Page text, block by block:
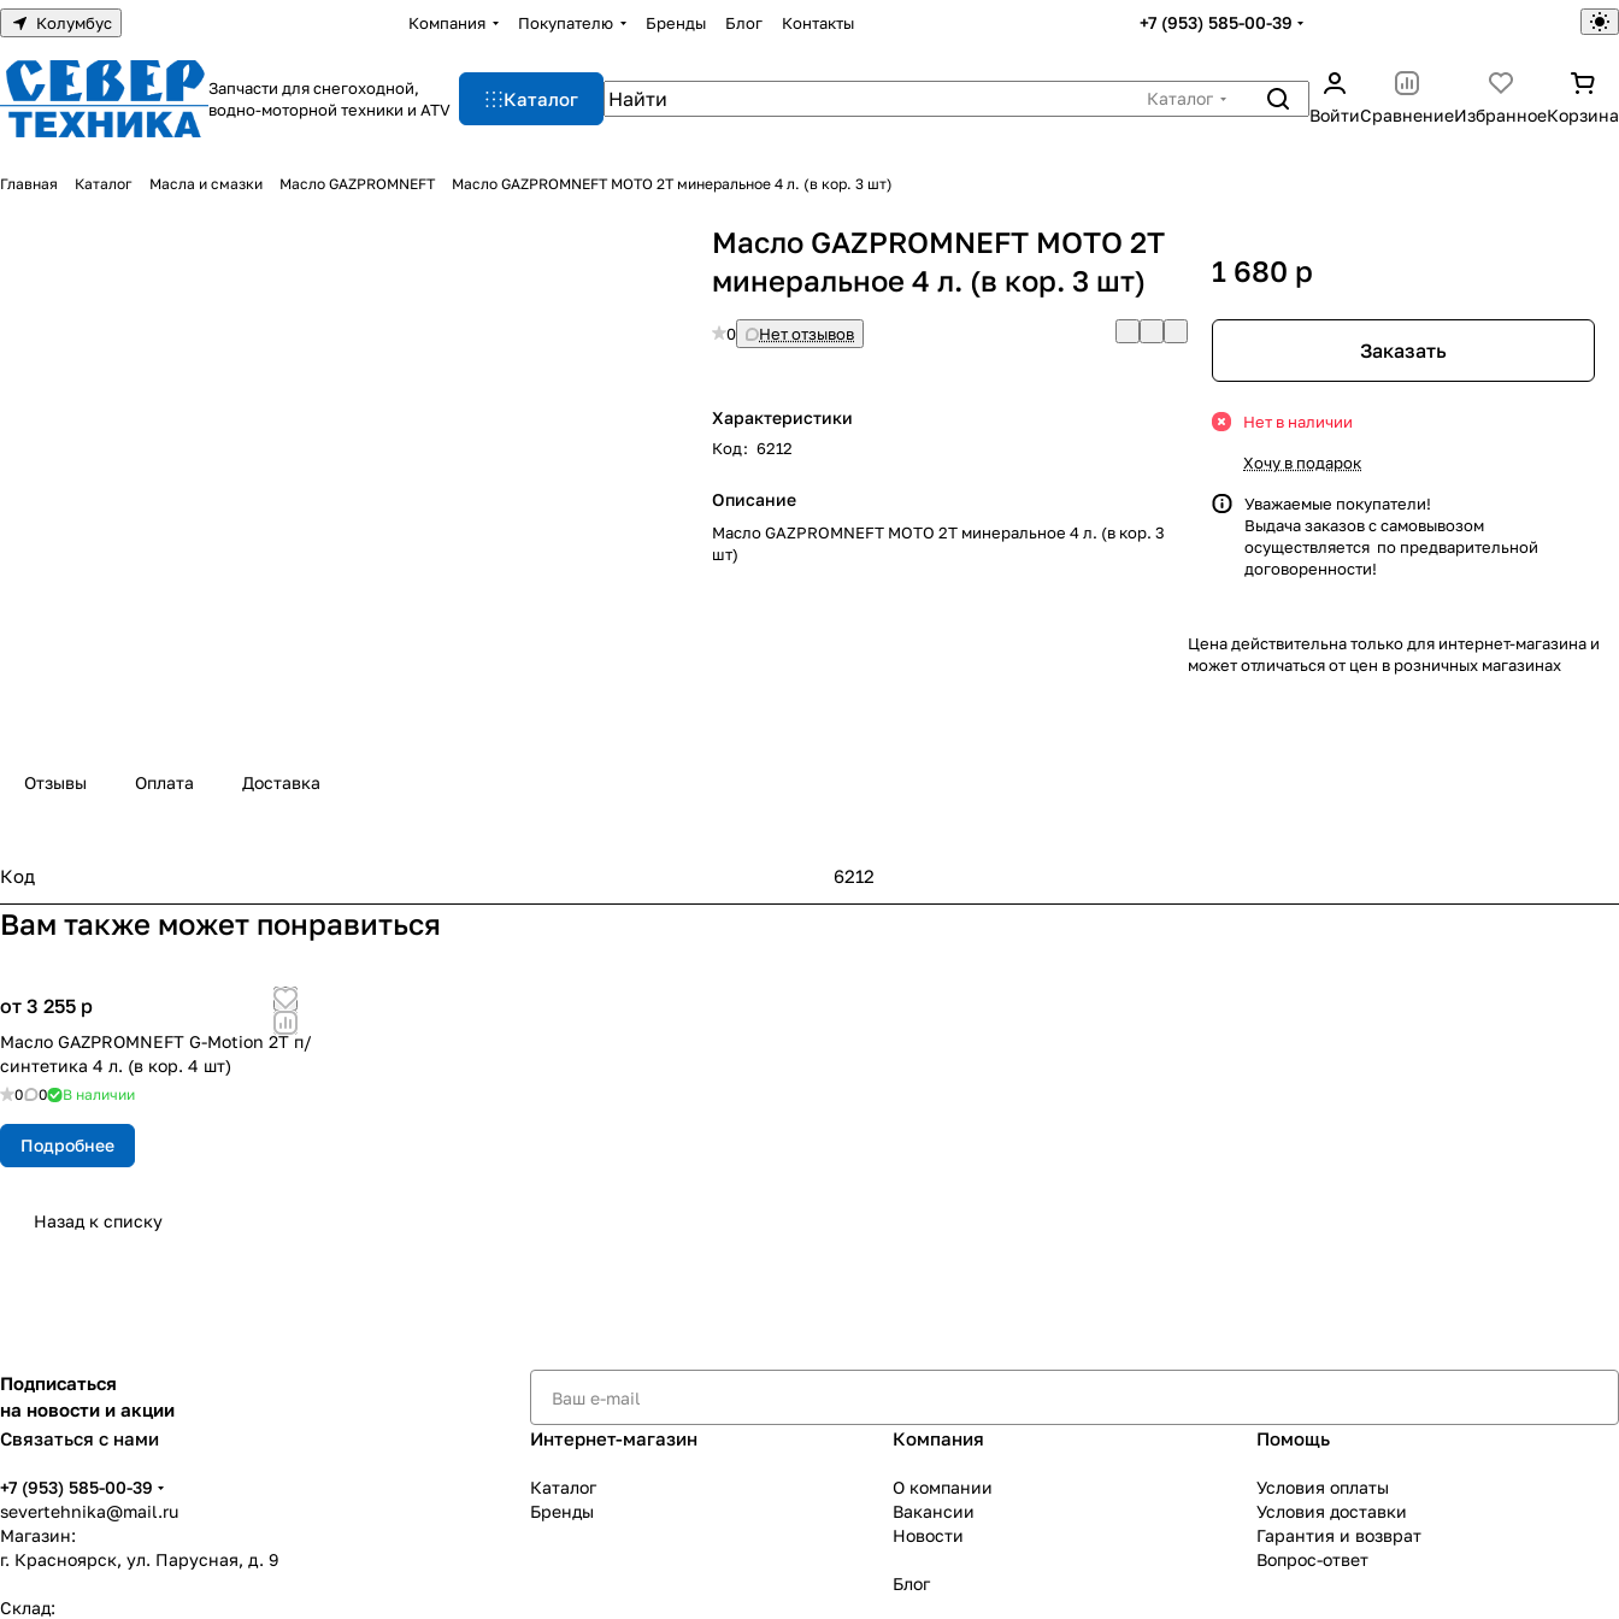
Колумбус Компания Покупателю Бренды Блог Контакты +7 (953) 585-00-39
Запчасти для снегоходной,
водно-моторной техники и ATV
Каталог
Каталог
ВойтиСравнениеИзбранноеКорзина
Главная Каталог Масла и смазки Масло GAZPROMNEFT Масло GAZPROMNEFT MOTO 2T минеральное 4 л. (в кор. 3 шт)
Масло GAZPROMNEFT MOTO 2T
минеральное 4 л. (в кор. 3 шт)
0 Нет отзывов
Характеристики
Код: 6212
Описание
Масло GAZPROMNEFT MOTO 2T минеральное 4 л. (в кор. 3
шт)
1 680 p
Заказать
Нет в наличии
Хочу в подарок
Уважаемые покупатели!
Выдача заказов с самовывозом
осуществляется по предварительной
договоренности!
Цена действительна только для интернет-магазина и
может отличаться от цен в розничных магазинах
Отзывы Оплата Доставка
Код 6212
Вам также может понравиться
от 3 255 p
Масло GAZPROMNEFT G-Motion 2T п/
синтетика 4 л. (в кор. 4 шт)
0 0 В наличии
Подробнее
Назад к списку
Подписаться
на новости и акции
Связаться с нами
+7 (953) 585-00-39
severtehnika@mail.ru
Магазин:
г. Красноярск, ул. Парусная, д. 9
Склад:
Интернет-магазин
Каталог
Бренды
Компания
О компании
Вакансии
Новости
Блог
Помощь
Условия оплаты
Условия доставки
Гарантия и возврат
Вопрос-ответ